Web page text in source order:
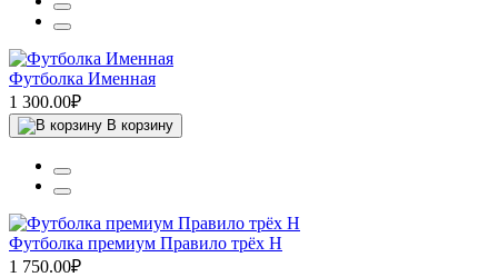
Футболка Именная
1 300.00₽
В корзину
Футболка премиум Правило трёх Н
1 750.00₽